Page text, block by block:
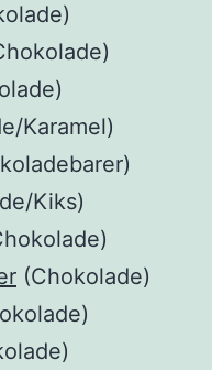
Karamel)
Kiks)
(Chokolade)